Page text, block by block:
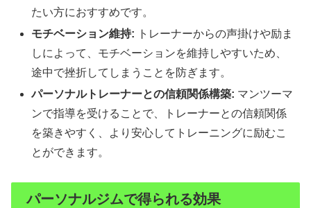
たい方におすすめです。
モチベーション維持: トレーナーからの声掛けや励ま
しによって、モチベーションを維持しやすいため、
途中で挫折してしまうことを防ぎます。
パーソナルトレーナーとの信頼関係構築: マンツーマ
ンで指導を受けることで、トレーナーとの信頼関係
を築きやすく、より安心してトレーニングに励むこ
とができます。
パーソナルジムで得られる効果